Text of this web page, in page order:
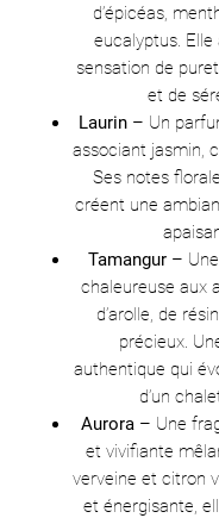
d’épicéas,
eucalyptus.
sensation de
et de
Laurin – Un
associant jasmin,
Ses notes
créent une
Tamangur– Une
chaleureuse aux
d’arolle, de
précieux.
authentique qui
d’un
Aurora– Une
et vivifiante
verveine et citron
et énergisante,